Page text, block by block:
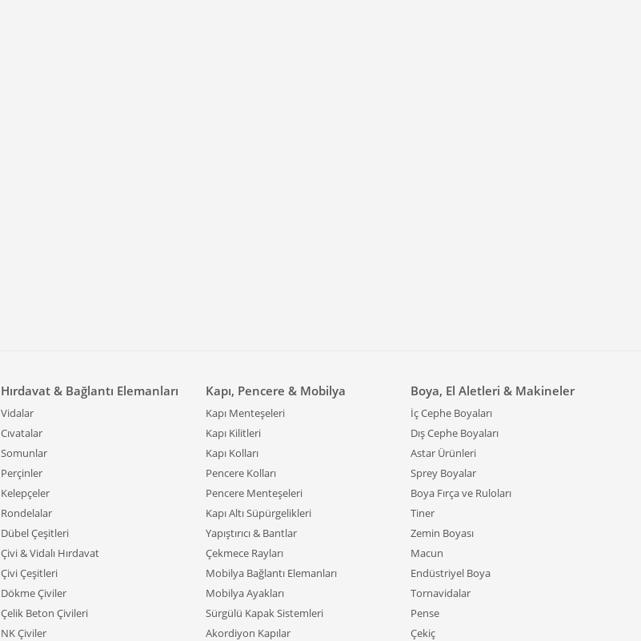
Hırdavat & Bağlantı Elemanları
Vidalar
Cıvatalar
Somunlar
Perçinler
Kelepçeler
Rondelalar
Dübel Çeşitleri
Çivi & Vidalı Hırdavat
Çivi Çeşitleri
Dökme Çiviler
Çelik Beton Çivileri
NK Çiviler
Kapı, Pencere & Mobilya
Kapı Menteşeleri
Kapı Kilitleri
Kapı Kolları
Pencere Kolları
Pencere Menteşeleri
Kapı Altı Süpürgelikleri
Yapıştırıcı & Bantlar
Çekmece Rayları
Mobilya Bağlantı Elemanları
Mobilya Ayakları
Sürgülü Kapak Sistemleri
Akordiyon Kapılar
Boya, El Aletleri & Makineler
İç Cephe Boyaları
Dış Cephe Boyaları
Astar Ürünleri
Sprey Boyalar
Boya Fırça ve Ruloları
Tiner
Zemin Boyası
Macun
Endüstriyel Boya
Tornavidalar
Pense
Çekiç